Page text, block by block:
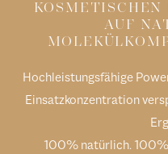
AUF
Hochleistungsfähige
Einsatzkonzentration
100% natürlich.